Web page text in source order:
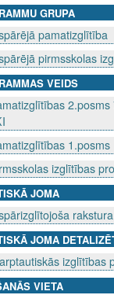
GRUPA
pamatizglītība
pirmsskolas
VEIDS
2.posms
1.posms
izglītības
JOMA
JOMA
izglītības
VIETA